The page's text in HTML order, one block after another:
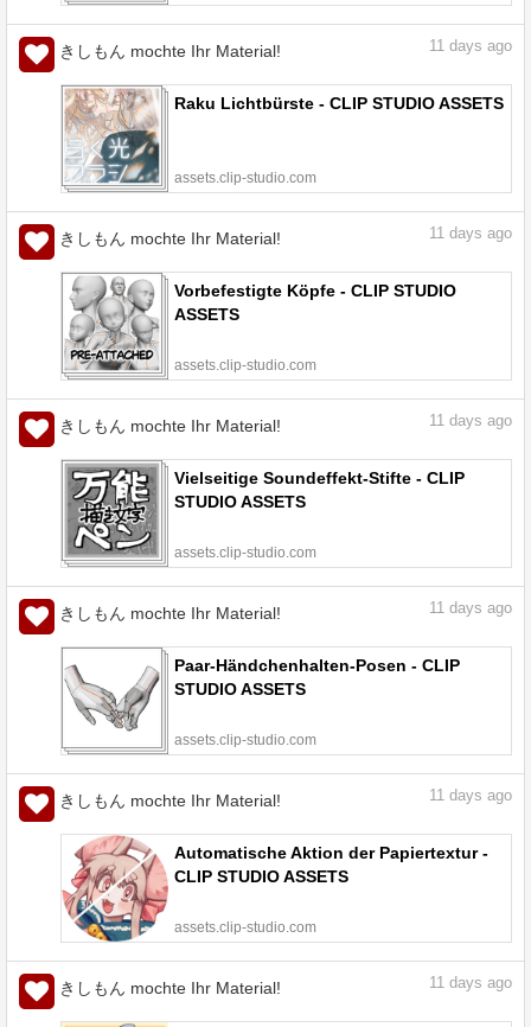
きしもん mochte Ihr Material! 11 days ago
Raku Lichtbürste - CLIP STUDIO ASSETS
assets.clip-studio.com
きしもん mochte Ihr Material! 11 days ago
Vorbefestigte Köpfe - CLIP STUDIO
ASSETS
assets.clip-studio.com
きしもん mochte Ihr Material! 11 days ago
Vielseitige Soundeffekt-Stifte - CLIP
STUDIO ASSETS
assets.clip-studio.com
きしもん mochte Ihr Material! 11 days ago
Paar-Händchenhalten-Posen - CLIP
STUDIO ASSETS
assets.clip-studio.com
きしもん mochte Ihr Material! 11 days ago
Automatische Aktion der Papiertextur -
CLIP STUDIO ASSETS
assets.clip-studio.com
きしもん mochte Ihr Material! 11 days ago